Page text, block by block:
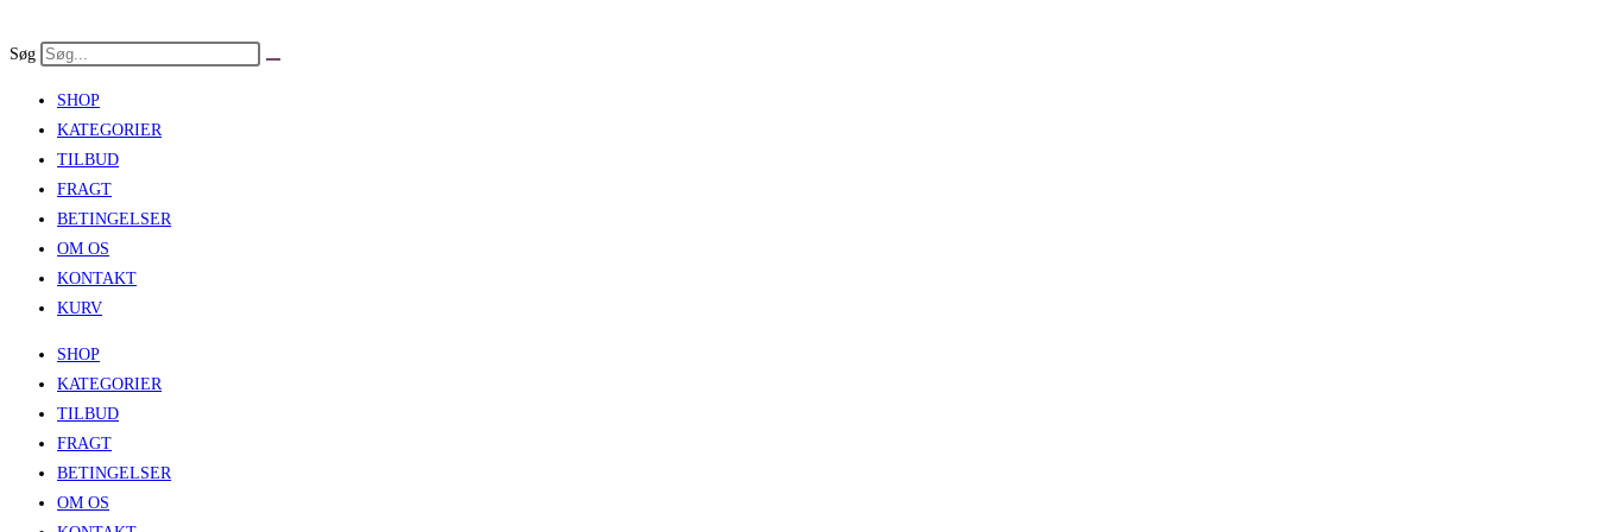
to
Søg
SHOP
KATEGORIER
TILBUD
FRAGT
BETINGELSER
OM OS
KONTAKT
KURV
SHOP
KATEGORIER
TILBUD
FRAGT
BETINGELSER
OM OS